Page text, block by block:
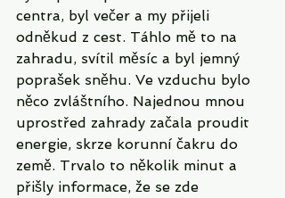
centra, byl večer a my přijeli
odněkud z cest. Táhlo mě to na
zahradu, svítil měsíc a byl jemný
poprašek sněhu. Ve vzduchu bylo
něco zvláštního. Najednou mnou
uprostřed zahrady začala proudit
energie, skrze korunní čakru do
země. Trvalo to několik minut a
přišly informace, že se zde